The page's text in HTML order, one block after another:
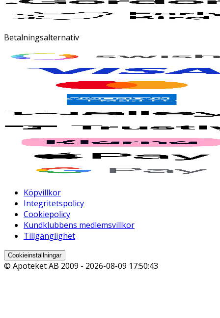
Betalningsalternativ
Köpvillkor
Integritetspolicy
Cookiepolicy
Kundklubbens medlemsvillkor
Tillgänglighet
Cookieinställningar
© Apoteket AB 2009 - 2026-08-09 17:50:43